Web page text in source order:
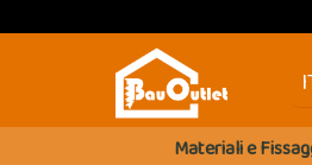
Materiali e